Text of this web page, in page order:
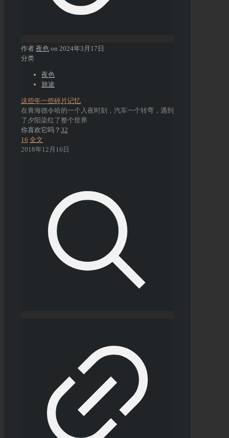
作者 夜色 on 2024年3月17日
分类
夜色
旅途
这些年一些碎片记忆
在青海德令哈的一个入夜时刻，汽车一个转弯，遇到
了夕阳染红了整个世界
你喜欢它吗？ 32
16 全文
2018年12月16日